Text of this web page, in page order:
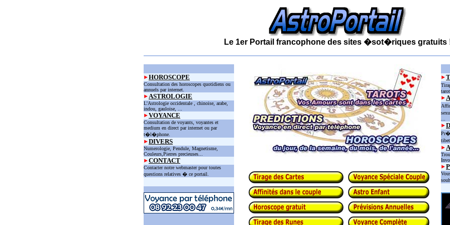
Le 1er Portail francophone des sites �sot�riques gratuits
HOROSCOPE
Consultation des horoscopes quotidiens ou
annuels par internet.
ASTROLOGIE
L'Astrologie occidentale , chinoise, arabe,
indou, gauloise, ...
VOYANCE
Consultation de voyants, voyantes et
medium en direct par internet ou par
t�l�phone.
DIVERS
Numerologie, Pendule, Magnetisme,
Couleurs,Pierres precieuses...
CONTACT
Contacter notre webmaster pour toutes
questions relatives � ce portail.